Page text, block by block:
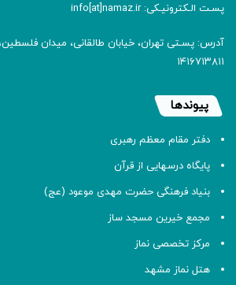
پسـت الـکترونیـکی: info[at]namaz.ir
۱۴۱۶۷۱۳۸۱۱
پیوندها
دفتر مقام معظم رهبری
پایگاه درسهایی از قرآن
بنیاد فرهنگی حضرت مهدی موعود (عج)
مجمع خیرین مسجد ساز
مرکز تخصصی نماز
هتل نماز مشهد